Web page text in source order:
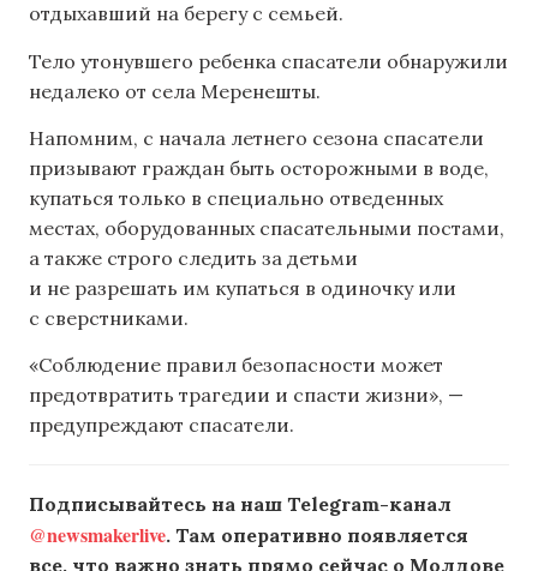
отдыхавший на берегу с семьей.
Тело утонувшего ребенка спасатели обнаружили
недалеко от села Меренешты.
Напомним, с начала летнего сезона спасатели
призывают граждан быть осторожными в воде,
купаться только в специально отведенных
местах, оборудованных спасательными постами,
а также строго следить за детьми
и не разрешать им купаться в одиночку или
с сверстниками.
«Соблюдение правил безопасности может
предотвратить трагедии и спасти жизни», —
предупреждают спасатели.
Подписывайтесь на наш Telegram-канал
@newsmakerlive. Там оперативно появляется
все, что важно знать прямо сейчас о Молдове